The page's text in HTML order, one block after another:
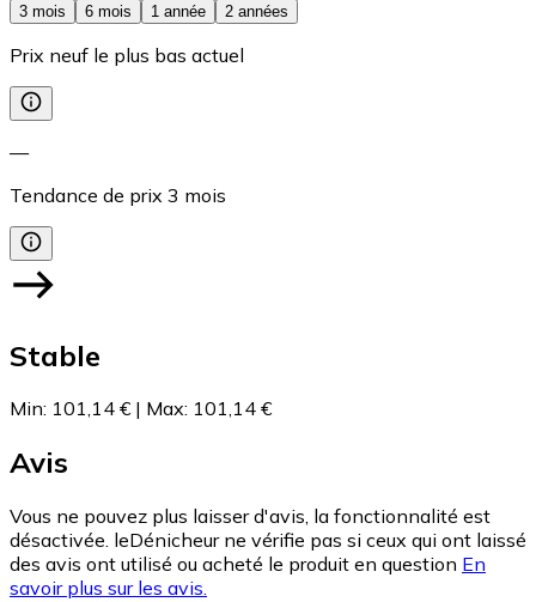
3 mois
6 mois 1 année 2 années
Prix neuf le plus bas actuel
—
Tendance de prix 3 mois
Stable
Min: 101,14 € | Max: 101,14 €
Avis
Vous ne pouvez plus laisser d'avis, la fonctionnalité est
désactivée. leDénicheur ne vérifie pas si ceux qui ont laissé
des avis ont utilisé ou acheté le produit en question En
savoir plus sur les avis.